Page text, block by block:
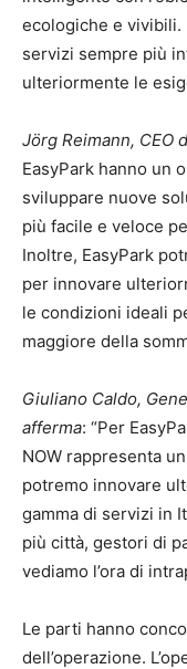
ecologiche e vivibili.
servizi sempre più
ulteriormente le
Jörg Reimann, CEO
EasyPark hanno un
sviluppare nuove
più facile e veloce
Inoltre, EasyPark
per innovare
le condizioni ideali
maggiore della
Giuliano Caldo,
afferma: “Per
NOW rappresenta
potremo innovare
gamma di servizi in
più città, gestori di
vediamo l’ora di
Le parti hanno
dell’operazione.